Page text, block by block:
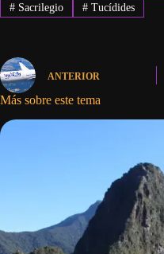
#Sacrilegio #Tucídides
ANTERIOR
Más sobre este tema